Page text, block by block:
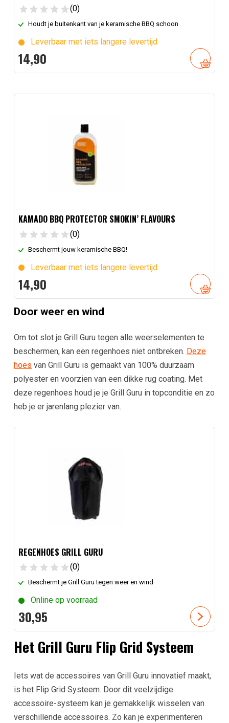
(0)
Houdt je buitenkant van je keramische BBQ schoon
Leverbaar met iets langere levertijd
14,90
KAMADO BBQ PROTECTOR SMOKIN’ FLAVOURS
(0)
Beschermt jouw keramische BBQ!
Leverbaar met iets langere levertijd
14,90
Door weer en wind
Om tot slot je Grill Guru tegen alle weerselementen te
beschermen, kan een regenhoes niet ontbreken. Deze
hoes van Grill Guru is gemaakt van 100% duurzaam
polyester en voorzien van een dikke rug coating. Met
deze regenhoes houd je je Grill Guru in topconditie en zo
heb je er jarenlang plezier van.
REGENHOES GRILL GURU
(0)
Beschermt je Grill Guru tegen weer en wind
Online op voorraad
30,95
Het Grill Guru Flip Grid Systeem
Iets wat de accessoires van Grill Guru innovatief maakt,
is het Flip Grid Systeem. Door dit veelzijdige
accessoire-systeem kan je gemakkelijk wisselen van
verschillende accessoires. Zo kan je experimenteren